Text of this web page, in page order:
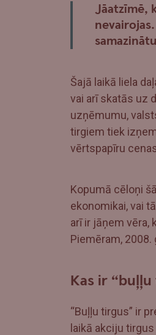
Jāatzīmē,
Šajā laikā liela
vai arī skatās uz
uzņēmumu,
tirgiem tiek
vērtspapīru
Kopumā cēloņi
ekonomikai, vai
arī ir jāņem vēra,
Piemēram,
Kas ir
“Buļļu tirgus” ir
laikā akciju